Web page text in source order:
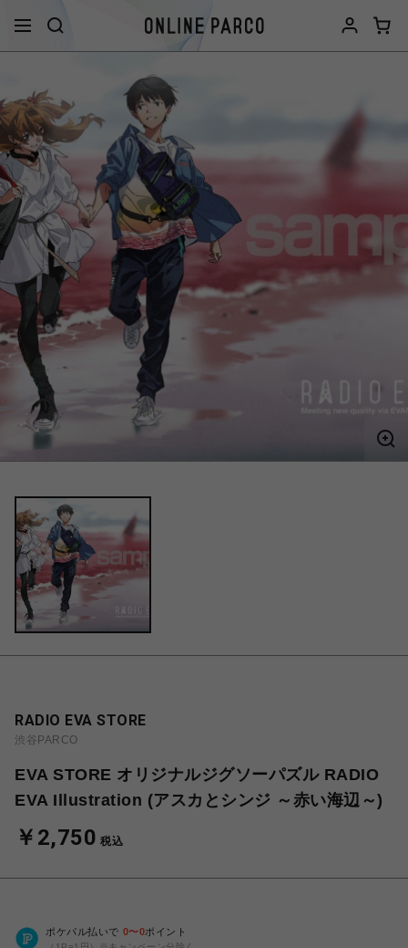
RADIO EVA STORE
渋谷PARCO
EVA STORE オリジナルジグソーパズル RADIO
EVA Illustration (アスカとシンジ ～赤い海辺～)
￥2,750 税込
ポケパル払いで 0〜0ポイント